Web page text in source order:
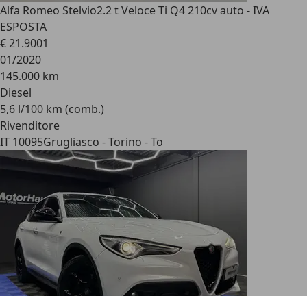
Alfa Romeo Stelvio2.2 t Veloce Ti Q4 210cv auto - IVA
ESPOSTA
€ 21.9001
01/2020
145.000 km
Diesel
5,6 l/100 km (comb.)
Rivenditore
IT 10095Grugliasco - Torino - To